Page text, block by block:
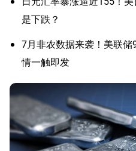
是下跌？
7月非农数据来袭！美联
情一触即发